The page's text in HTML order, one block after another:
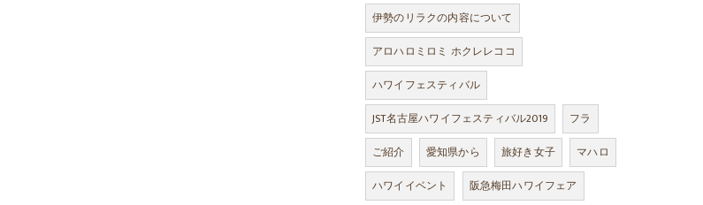
伊勢のリラクの内容について
アロハロミロミ ホクレレココ
ハワイフェスティバル
JST名古屋ハワイフェスティバル2019
フラ
ご紹介
愛知県から 旅好き女子
マハロ
ハワイイベント
阪急梅田ハワイフェア